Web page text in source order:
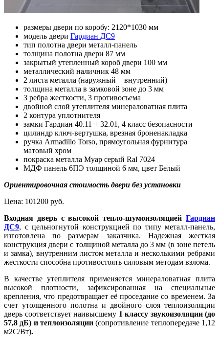
размеры двери по коробу: 2120*1030 мм
модель двери Гардиан ДС9
тип полотна двери металл-панель
толщина полотна двери 87 мм
закрытый утепленный короб двери 100 мм
металлический наличник 48 мм
2 листа металла (наружный + внутренний)
толщина металла в замковой зоне до 3 мм
3 ребра жесткости, 3 противосъема
двойной слой утеплителя минераловатная плита
2 контура уплотнителя
замки Гардиан 40.11 + 32.01, 4 класс безопасности
цилиндр ключ-вертушка, врезная броненакладка
ручка Armadillo Torso, прямоугольная фурнитура
матовый хром
покраска металла Муар серый Ral 7024
МДФ панель 6ПЭ толщиной 6 мм, цвет Белый
Ориентировочная стоимость двери без установки
Цена: 101200 руб.
Входная дверь с высокой тепло-шумоизоляцией Гардиан
ДС9, с цельногнутой конструкцией по типу металл-панель,
изготовлена по размерам заказчика. Надежная жесткая
конструкция двери с толщиной металла до 3 мм (в зоне петель
и замка), внутренним листом металла и несколькими ребрами
жесткости способна противостоять силовым методам взлома.
В качестве утеплителя применяется минераловатная плита
высокой плотности, зафиксированная на специальные
крепления, что предотвращает её проседание со временем. За
счет утолщенного полотна и двойного слоя теплоизоляции
дверь соответствует наивысшему 1 классу звукоизоляции (до
57,8 дБ) и теплоизоляции(сопротивление теплопередаче 1,12
м2С/Вт).